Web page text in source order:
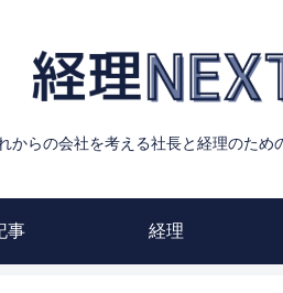
からの会社を考える社長と経理のため
事 経理